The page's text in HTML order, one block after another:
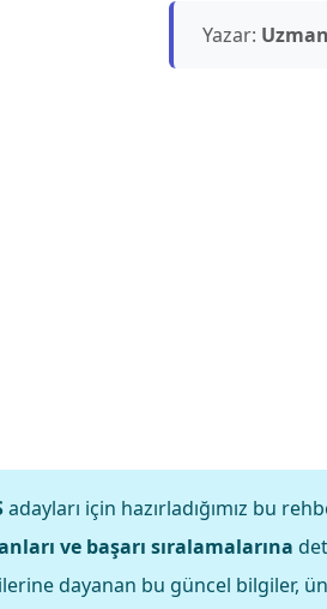
Yazar: Uzman
adayları için hazırladığımız bu
ve başarı sıralamalarına
dayanan bu güncel bilgiler,